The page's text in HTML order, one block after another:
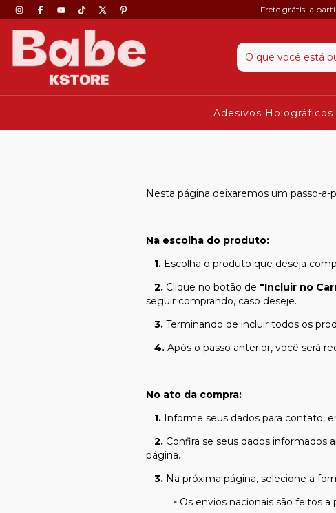
Frete grátis: a
Adesivos Holográficos
Nesta página deixaremos um passo-
Na escolha do produto:
1. Escolha o produto que deseja
2. Clique no botão de "Incluir no
seguir comprando, caso deseje.
3. Terminando de incluir todos os
4. Após o passo anterior, você será
No ato da compra:
1. Informe seus dados para contato,
2. Confira se seus dados
página.
3. Na próxima página, selecione a
• Os envios nacionais são feitos a